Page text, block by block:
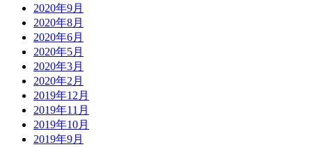
2020年9月
2020年8月
2020年6月
2020年5月
2020年3月
2020年2月
2019年12月
2019年11月
2019年10月
2019年9月